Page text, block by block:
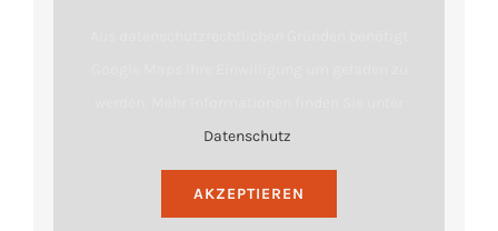
Datenschutz
AKZEPTIEREN